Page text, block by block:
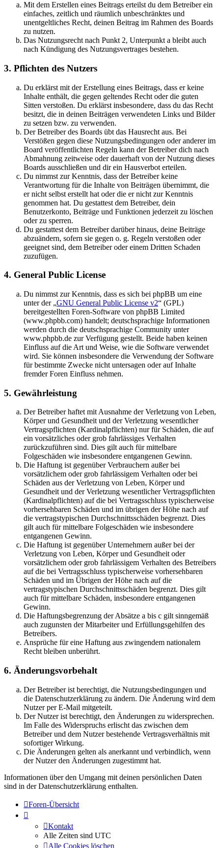
Mit dem Erstellen eines Beitrags erteilst du dem Betreiber ein
einfaches, zeitlich und räumlich unbeschränktes und
unentgeltliches Recht, deinen Beitrag im Rahmen des Boards
zu nutzen.
Das Nutzungsrecht nach Punkt 2, Unterpunkt a bleibt auch
nach Kündigung des Nutzungsvertrages bestehen.
3. Pflichten des Nutzers
Du erklärst mit der Erstellung eines Beitrags, dass er keine
Inhalte enthält, die gegen geltendes Recht oder die guten
Sitten verstoßen. Du erklärst insbesondere, dass du das Recht
besitzt, die in deinen Beiträgen verwendeten Links und Bilder
zu setzen bzw. zu verwenden.
Der Betreiber des Boards übt das Hausrecht aus. Bei
Verstößen gegen diese Nutzungsbedingungen oder anderer im
Board veröffentlichten Regeln kann der Betreiber dich nach
Abmahnung zeitweise oder dauerhaft von der Nutzung dieses
Boards ausschließen und dir ein Hausverbot erteilen.
Du nimmst zur Kenntnis, dass der Betreiber keine
Verantwortung für die Inhalte von Beiträgen übernimmt, die
er nicht selbst erstellt hat oder die er nicht zur Kenntnis
genommen hat. Du gestattest dem Betreiber, dein
Benutzerkonto, Beiträge und Funktionen jederzeit zu löschen
oder zu sperren.
Du gestattest dem Betreiber darüber hinaus, deine Beiträge
abzuändern, sofern sie gegen o. g. Regeln verstoßen oder
geeignet sind, dem Betreiber oder einem Dritten Schaden
zuzufügen.
4. General Public License
Du nimmst zur Kenntnis, dass es sich bei phpBB um eine
unter der „GNU General Public License v2“ (GPL)
bereitgestellten Foren-Software von phpBB Limited
(www.phpbb.com) handelt; deutschsprachige Informationen
werden durch die deutschsprachige Community unter
www.phpbb.de zur Verfügung gestellt. Beide haben keinen
Einfluss auf die Art und Weise, wie die Software verwendet
wird. Sie können insbesondere die Verwendung der Software
für bestimmte Zwecke nicht untersagen oder auf Inhalte
fremder Foren Einfluss nehmen.
5. Gewährleistung
Der Betreiber haftet mit Ausnahme der Verletzung von Leben,
Körper und Gesundheit und der Verletzung wesentlicher
Vertragspflichten (Kardinalpflichten) nur für Schäden, die auf
ein vorsätzliches oder grob fahrlässiges Verhalten
zurückzuführen sind. Dies gilt auch für mittelbare
Folgeschäden wie insbesondere entgangenen Gewinn.
Die Haftung ist gegenüber Verbrauchern außer bei
vorsätzlichem oder grob fahrlässigem Verhalten oder bei
Schäden aus der Verletzung von Leben, Körper und
Gesundheit und der Verletzung wesentlicher Vertragspflichten
(Kardinalpflichten) auf die bei Vertragsschluss typischerweise
vorhersehbaren Schäden und im übrigen der Höhe nach auf
die vertragstypischen Durchschnittsschäden begrenzt. Dies
gilt auch für mittelbare Folgeschäden wie insbesondere
entgangenen Gewinn.
Die Haftung ist gegenüber Unternehmern außer bei der
Verletzung von Leben, Körper und Gesundheit oder
vorsätzlichem oder grob fahrlässigem Verhalten des Betreibers
auf die bei Vertragsschluss typischerweise vorhersehbaren
Schäden und im Übrigen der Höhe nach auf die
vertragstypischen Durchschnittsschäden begrenzt. Dies gilt
auch für mittelbare Schäden, insbesondere entgangenen
Gewinn.
Die Haftungsbegrenzung der Absätze a bis c gilt sinngemäß
auch zugunsten der Mitarbeiter und Erfüllungsgehilfen des
Betreibers.
Ansprüche für eine Haftung aus zwingendem nationalem
Recht bleiben unberührt.
6. Änderungsvorbehalt
Der Betreiber ist berechtigt, die Nutzungsbedingungen und
die Datenschutzerklärung zu ändern. Die Änderung wird dem
Nutzer per E-Mail mitgeteilt.
Der Nutzer ist berechtigt, den Änderungen zu widersprechen.
Im Falle des Widerspruchs erlischt das zwischen dem
Betreiber und dem Nutzer bestehende Vertragsverhältnis mit
sofortiger Wirkung.
Die Änderungen gelten als anerkannt und verbindlich, wenn
der Nutzer den Änderungen zugestimmt hat.
Informationen über den Umgang mit deinen persönlichen Daten
sind in der Datenschutzerklärung enthalten.
Foren-Übersicht
Kontakt
Alle Zeiten sind UTC
Alle Cookies löschen